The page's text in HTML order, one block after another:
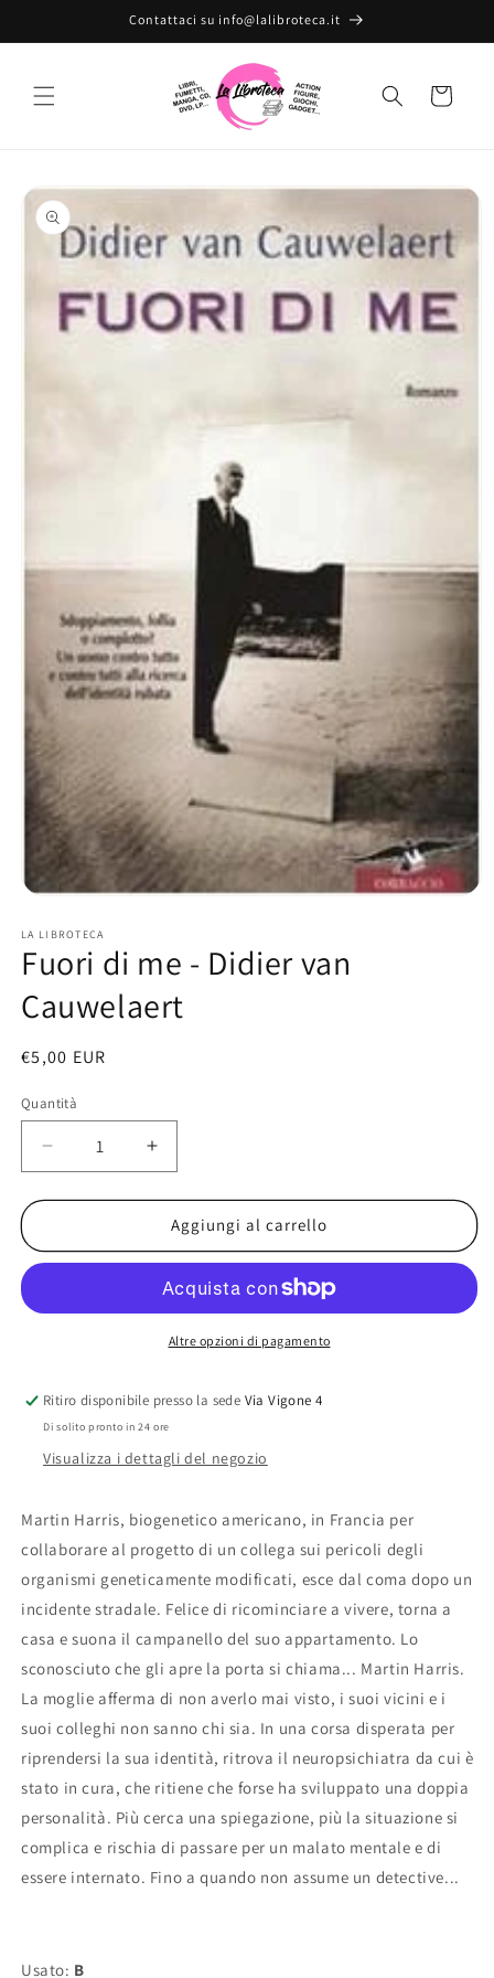
ai contenuti
Contattaci su info@lalibroteca.it
Carrello
Passa alle
informazioni
sul prodotto
multimediali
1
in
modale
LA LIBROTECA
Fuori di me - Didier van
Cauwelaert
Prezzo
listino
€5,00 EUR
Quantità
Diminuisci
quantità
per
di
Didier
Aumenta
quantità
per
Fuori
di
Didier
van
Aggiungi al carrello
Altre opzioni di pagamento
Ritiro disponibile presso la sede Via Vigone 4
Di solito pronto in 24 ore
Visualizza i dettagli del negozio
Martin Harris, biogenetico americano, in Francia per
collaborare al progetto di un collega sui pericoli degli
organismi geneticamente modificati, esce dal coma dopo un
incidente stradale. Felice di ricominciare a vivere, torna a
casa e suona il campanello del suo appartamento. Lo
sconosciuto che gli apre la porta si chiama... Martin Harris.
La moglie afferma di non averlo mai visto, i suoi vicini e i
suoi colleghi non sanno chi sia. In una corsa disperata per
riprendersi la sua identità, ritrova il neuropsichiatra da cui è
stato in cura, che ritiene che forse ha sviluppato una doppia
personalità. Più cerca una spiegazione, più la situazione si
complica e rischia di passare per un malato mentale e di
essere internato. Fino a quando non assume un detective...
Usato: B